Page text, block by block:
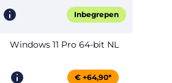
Inbegrepen
Windows 11 Pro 64-bit NL
€ +64,90*